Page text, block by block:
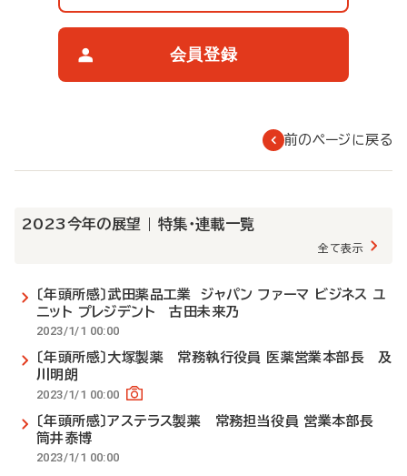
会員登録
前のページに戻る
2023今年の展望 | 特集・連載一覧
全て表示
〔年頭所感〕武田薬品工業 ジャパン ファーマ ビジネス ユ
ニット プレジデント 古田未来乃
2023/1/1 00:00
〔年頭所感〕大塚製薬 常務執行役員 医薬営業本部長 及
川明朗
2023/1/1 00:00
〔年頭所感〕アステラス製薬 常務担当役員 営業本部長
筒井泰博
2023/1/1 00:00